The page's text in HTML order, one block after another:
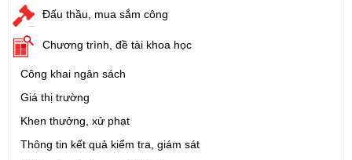
Đấu thầu, mua sắm công
Chương trình, đề tài khoa học
Công khai ngân sách
Giá thị trường
Khen thưởng, xử phạt
Thông tin kết quả kiểm tra, giám sát